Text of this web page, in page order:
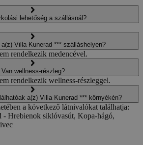
lehetőség a szállásnál?
Villa Kunerad *** szálláshelyen?
rendelkezik medencével.
Van wellness-részleg?
rendelkezik wellness-részleggel.
a(z) Villa Kunerad *** környékén?
a következő látnivalókat találhatja:
- Hrebienok siklóvasút, Kopa-hágó,